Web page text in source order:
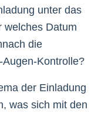
unter das
welches Datum
die
Kontrolle?
der Einladung
was sich mit den